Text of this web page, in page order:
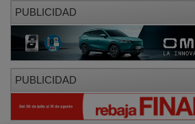
PUBLICIDAD
PUBLICIDAD